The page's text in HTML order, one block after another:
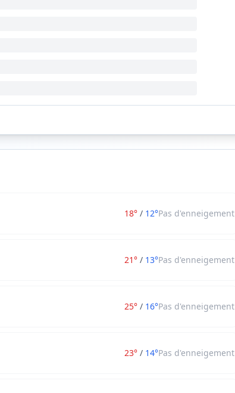
18°/ 12°Pas d'enneigement
21°/ 13°Pas d'enneigement
25°/ 16°Pas d'enneigement
23°/ 14°Pas d'enneigement